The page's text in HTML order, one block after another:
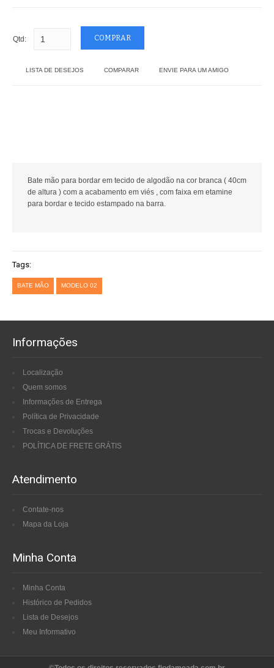
Qtd:
LISTA DE DESEJOS COMPARAR ENVIE PARA UM AMIGO
Bate mão para bordar em tecido de algodão na cor branca ( 40cm
de altura ) com a acabamento em viés , com faixa em etamine
para bordar e tecido estampado na barra.
Tags:
BATE MÃO MODELO 02
Informações
Localização
Quem somos
Informações de Entrega
Política de Privacidade
Trocas e Devoluções
POLÍTICA DE FRETE GRÁTIS
Atendimento
Contate-nos
Mapa da Loja
Minha Conta
Minha Conta
Histórico de Pedidos
Lista de Desejos
Meu Informativo